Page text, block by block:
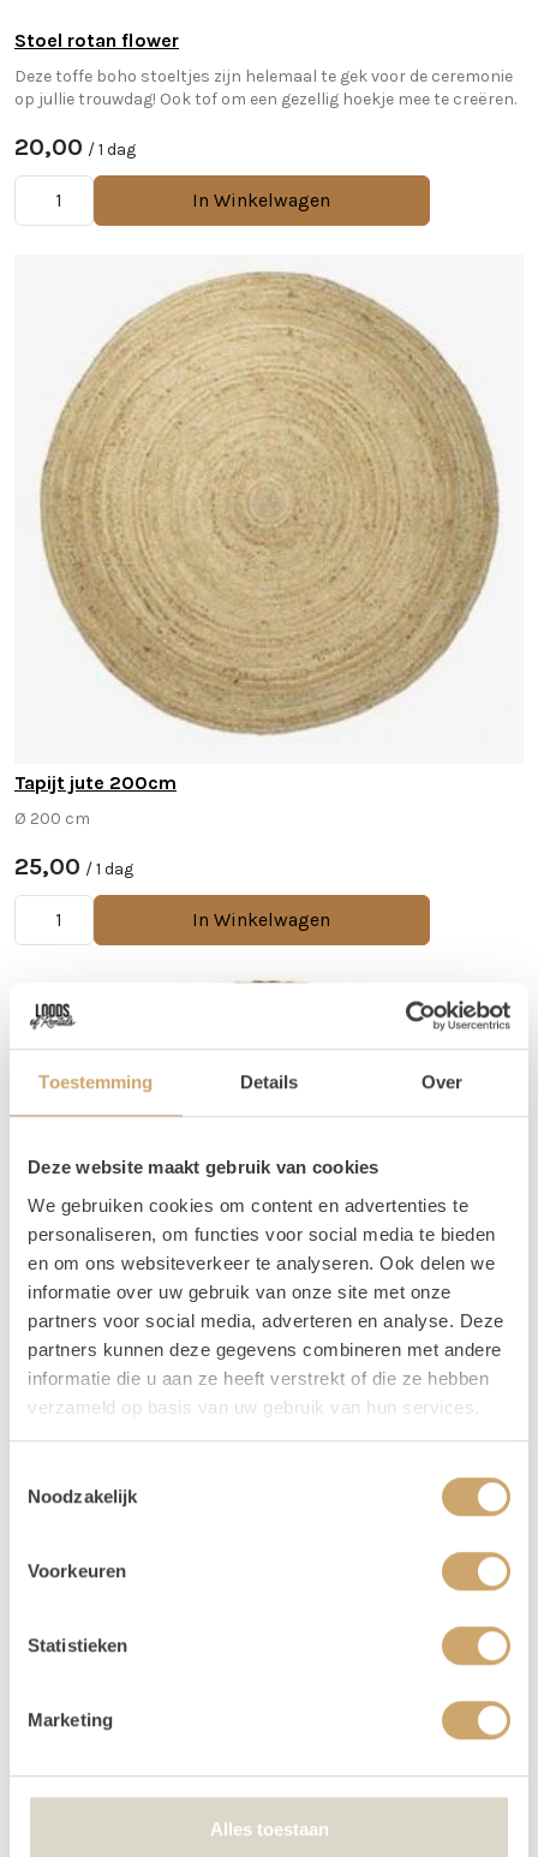
Toestemming Details Over
Deze website maakt gebruik van cookies
We gebruiken cookies om content en advertenties te
personaliseren, om functies voor social media te bieden
en om ons websiteverkeer te analyseren. Ook delen we
informatie over uw gebruik van onze site met onze
partners voor social media, adverteren en analyse. Deze
partners kunnen deze gegevens combineren met andere
informatie die u aan ze heeft verstrekt of die ze hebben
verzameld op basis van uw gebruik van hun services.
Noodzakelijk
Voorkeuren
Statistieken
Marketing
Alles toestaan
Stoel rotan flower
Deze toffe boho stoeltjes zijn helemaal te gek voor de ceremonie
op jullie trouwdag! Ook tof om een gezellig hoekje mee te creëren.
20,00 / 1 dag
In Winkelwagen
Tapijt jute 200cm
Ø 200 cm
25,00 / 1 dag
In Winkelwagen
Tapijt jute 90cm gehaakt
12,50